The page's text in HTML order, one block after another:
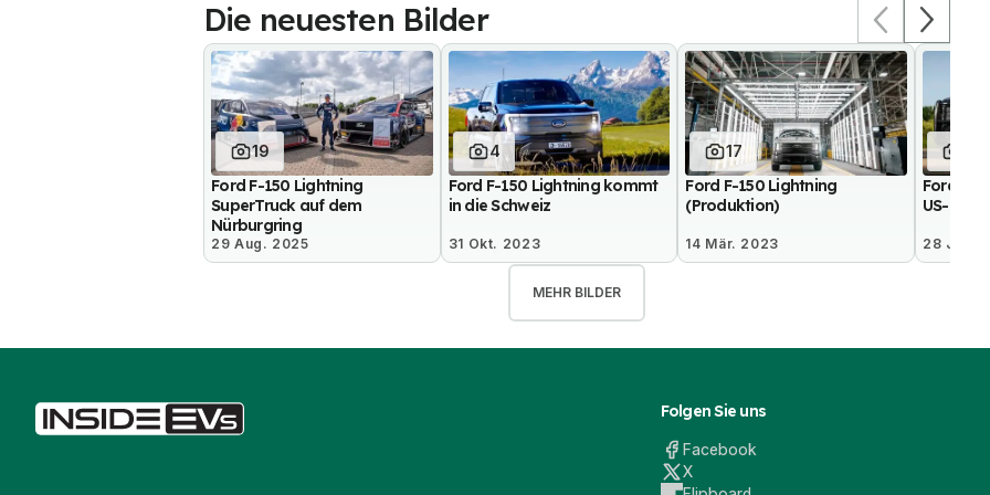
Die neuesten Bilder
19
Ford F-150 Lightning
SuperTruck auf dem
Nürburgring
29 Aug. 2025
4
Ford F-150 Lightning kommt
in die Schweiz
31 Okt. 2023
17
Ford F-150 Lightning
(Produktion)
14 Mär. 2023
Ford F-
US-Polizei
28 Jul.
MEHR BILDER
Folgen Sie uns
Facebook
X